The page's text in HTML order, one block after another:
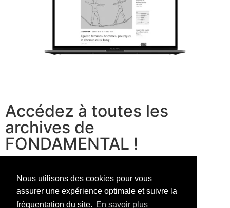
Nous utilisons des cookies pour vous
assurer une expérience optimale et suivre la
fréquentation du site. En savoir plus
Accédez à toutes les
archives de
FONDAMENTAL !